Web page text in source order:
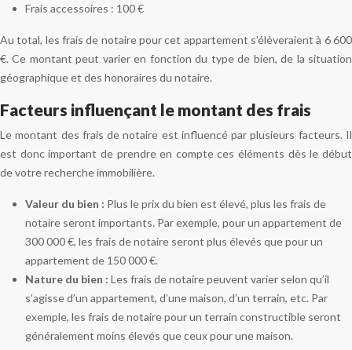
Frais accessoires : 100 €
Au total, les frais de notaire pour cet appartement s’élèveraient à 6 600
€. Ce montant peut varier en fonction du type de bien, de la situation
géographique et des honoraires du notaire.
Facteurs influençant le montant des frais
Le montant des frais de notaire est influencé par plusieurs facteurs. Il
est donc important de prendre en compte ces éléments dès le début
de votre recherche immobilière.
Valeur du bien : Plus le prix du bien est élevé, plus les frais de
notaire seront importants. Par exemple, pour un appartement de
300 000 €, les frais de notaire seront plus élevés que pour un
appartement de 150 000 €.
Nature du bien : Les frais de notaire peuvent varier selon qu’il
s’agisse d’un appartement, d’une maison, d’un terrain, etc. Par
exemple, les frais de notaire pour un terrain constructible seront
généralement moins élevés que ceux pour une maison.